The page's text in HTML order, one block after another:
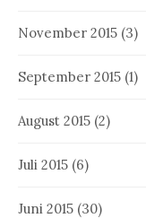
November 2015 (3)
September 2015 (1)
August 2015 (2)
Juli 2015 (6)
Juni 2015 (30)